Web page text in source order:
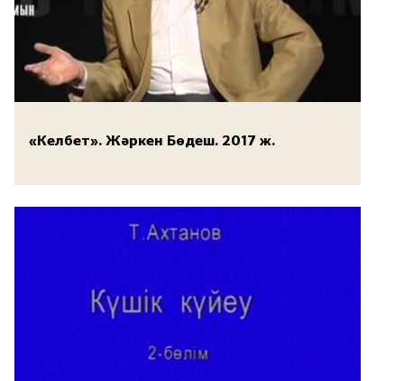
«Келбет». Жәркен Бөдеш. 2017 ж.